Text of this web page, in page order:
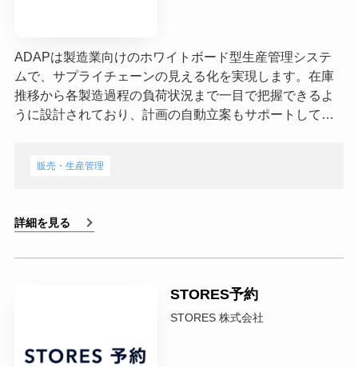
ADAPは製造業向けのホワイトボード型生産管理システ
ムで、サプライチェーンの見える化を実現します。在庫
推移から各製造過程の負荷状況まで一目で把握できるよ
うに設計されており、計画の自動立案もサポートして…
販売・生産管理
詳細を見る
STORES予約
STORES 株式会社